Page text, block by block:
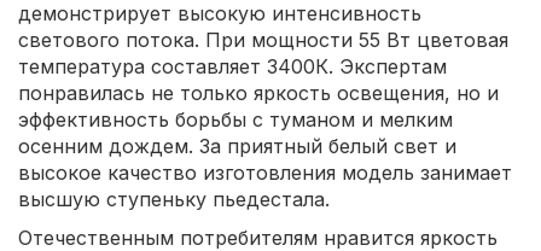
демонстрирует высокую интенсивность
светового потока. При мощности 55 Вт цветовая
температура составляет 3400К. Экспертам
понравилась не только яркость освещения, но и
эффективность борьбы с туманом и мелким
осенним дождем. За приятный белый свет и
высокое качество изготовления модель занимает
высшую ступеньку пьедестала.
Отечественным потребителям нравится яркость